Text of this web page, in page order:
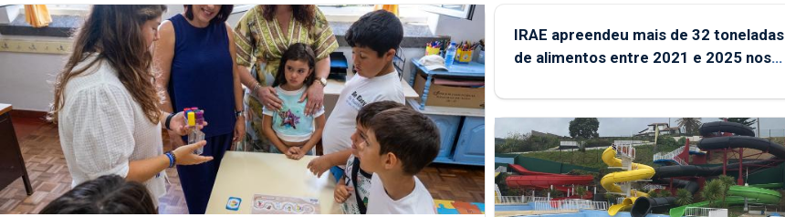
IRAE apreendeu mais de 32 toneladas
de alimentos entre 2021 e 2025 nos